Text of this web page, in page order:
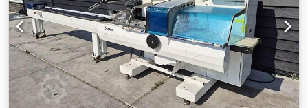
керівництва тощо). Повністю автоматизований процес
пакування включає подачу продукту, формування коробки,
розміщення продукту, вкладення брошури/інструкції,
закриття, склеювання та наступну подачу коробки. Швидка
переналагодження на інші розміри коробок завдяки зміні
параметрів (без необхідності заміни форматних частин або
гнізд). PLC-контроль, сенсорна панель керування (меню